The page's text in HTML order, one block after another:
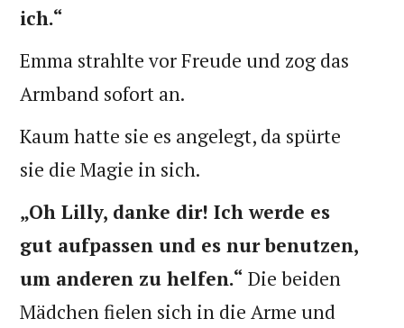
ich.“
Emma strahlte vor Freude und zog das
Armband sofort an.
Kaum hatte sie es angelegt, da spürte
sie die Magie in sich.
„Oh Lilly, danke dir! Ich werde es
gut aufpassen und es nur benutzen,
um anderen zu helfen.“Die beiden
Mädchen fielen sich in die Arme und